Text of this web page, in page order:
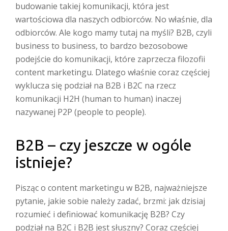
budowanie takiej komunikacji, która jest
wartościowa dla naszych odbiorców. No właśnie, dla
odbiorców. Ale kogo mamy tutaj na myśli? B2B, czyli
business to business, to bardzo bezosobowe
podejście do komunikacji, które zaprzecza filozofii
content marketingu. Dlatego właśnie coraz częściej
wyklucza się podział na B2B i B2C na rzecz
komunikacji H2H (human to human) inaczej
nazywanej P2P (people to people).
B2B – czy jeszcze w ogóle
istnieje?
Pisząc o content marketingu w B2B, najważniejsze
pytanie, jakie sobie należy zadać, brzmi: jak dzisiaj
rozumieć i definiować komunikację B2B? Czy
podział na B2C i B2B jest słuszny? Coraz częściej